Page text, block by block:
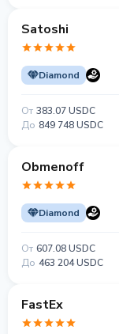
Satoshi
Diamond
От 383.07 USDC
До 849 748 USDC
Obmenoff
Diamond
От 607.08 USDC
До 463 204 USDC
FastEx